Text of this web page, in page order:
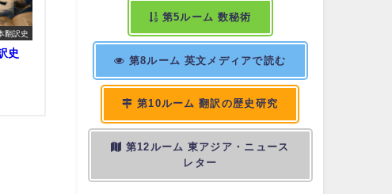
翻訳史
史
第5ルーム 数秘術
第8ルーム 英文メディアで読む
第10ルーム 翻訳の歴史研究
第12ルーム 東アジア・ニュース
レター